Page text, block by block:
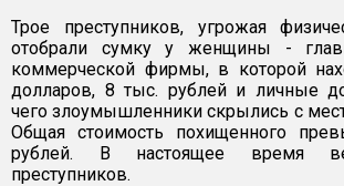
Трое преступников, угрожая
отобрали сумку у женщины -
коммерческой фирмы, в которой
долларов, 8 тыс. рублей и личные
чего злоумышленники скрылись с
Общая стоимость похищенного
рублей. В настоящее время
преступников.